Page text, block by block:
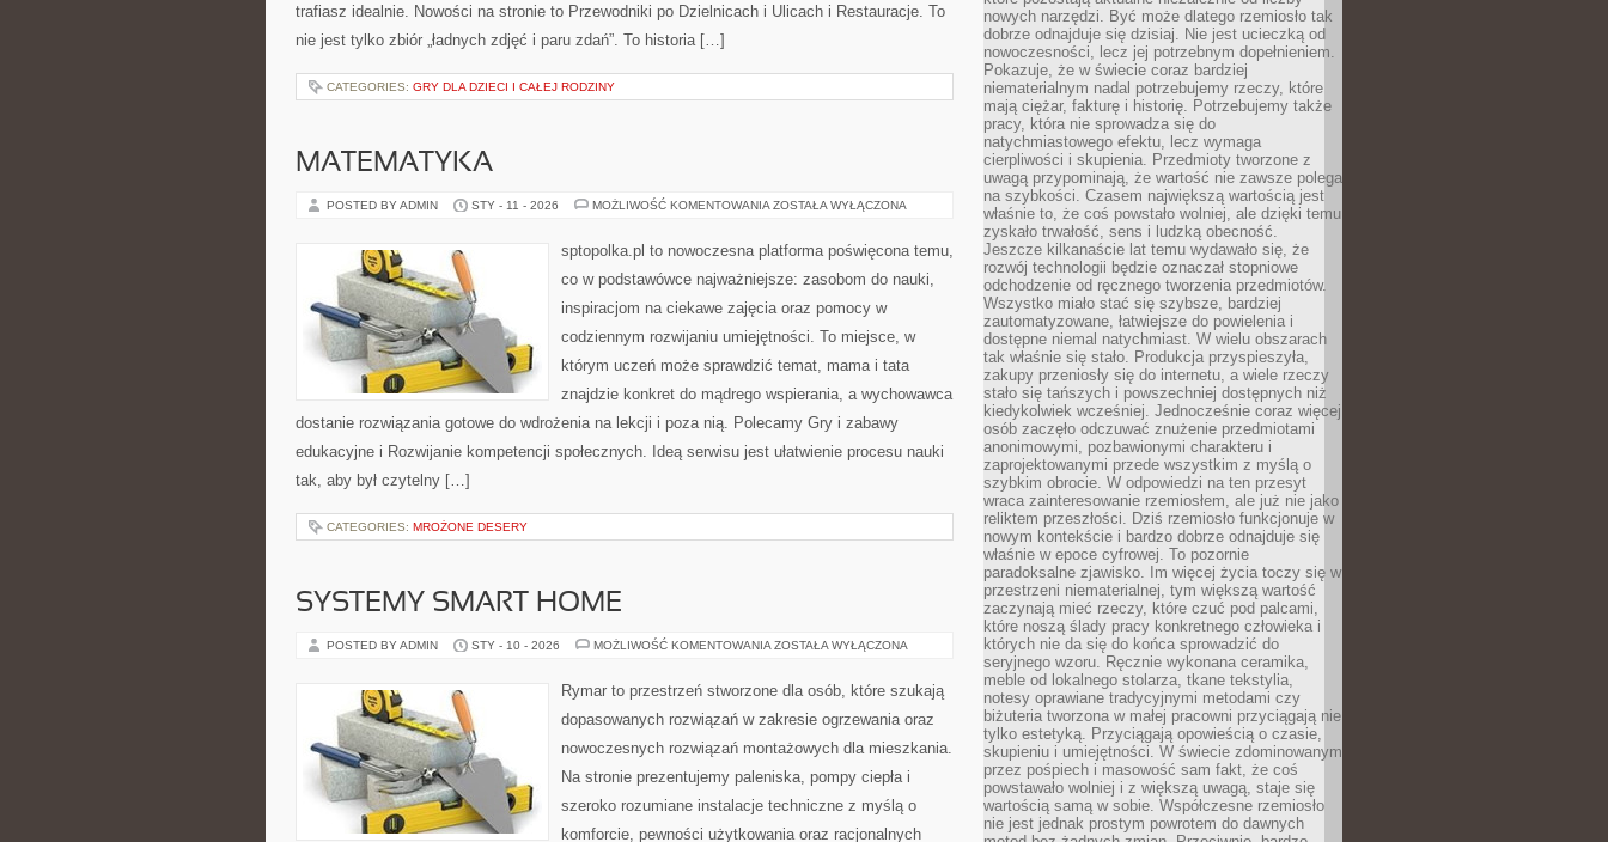
trafiasz idealnie. Nowości na stronie to Przewodniki po Dzielnicach i Ulicach i Restauracje. To
nie jest tylko zbiór „ładnych zdjęć i paru zdań”. To historia […]
CATEGORIES: GRY DLA DZIECI I CAŁEJ RODZINY
MATEMATYKA
POSTED BY ADMIN STY - 11 - 2026 MOŻLIWOŚĆ KOMENTOWANIA MATEMATYKA
ZOSTAŁA WYŁĄCZONA
sptopolka.pl to nowoczesna platforma poświęcona temu,
co w podstawówce najważniejsze: zasobom do nauki,
inspiracjom na ciekawe zajęcia oraz pomocy w
codziennym rozwijaniu umiejętności. To miejsce, w
którym uczeń może sprawdzić temat, mama i tata
znajdzie konkret do mądrego wspierania, a wychowawca
dostanie rozwiązania gotowe do wdrożenia na lekcji i poza nią. Polecamy Gry i zabawy
edukacyjne i Rozwijanie kompetencji społecznych. Ideą serwisu jest ułatwienie procesu nauki
tak, aby był czytelny […]
CATEGORIES: MROŻONE DESERY
SYSTEMY SMART HOME
POSTED BY ADMIN STY - 10 - 2026 MOŻLIWOŚĆ KOMENTOWANIA SYSTEMY
ZOSTAŁA WYŁĄCZONA
Rymar to przestrzeń stworzone dla osób, które szukają
dopasowanych rozwiązań w zakresie ogrzewania oraz
nowoczesnych rozwiązań montażowych dla mieszkania.
Na stronie prezentujemy paleniska, pompy ciepła i
szeroko rozumiane instalacje techniczne z myślą o
komforcie, pewności użytkowania oraz racjonalnych
nowych narzędzi. Być może dlatego rzemiosło tak
dobrze odnajduje się dzisiaj. Nie jest ucieczką od
nowoczesności, lecz jej potrzebnym dopełnieniem.
Pokazuje, że w świecie coraz bardziej
niematerialnym nadal potrzebujemy rzeczy, które
mają ciężar, fakturę i historię. Potrzebujemy także
pracy, która nie sprowadza się do
natychmiastowego efektu, lecz wymaga
cierpliwości i skupienia. Przedmioty tworzone z
uwagą przypominają, że wartość nie zawsze polega
na szybkości. Czasem największą wartością jest
właśnie to, że coś powstało wolniej, ale dzięki temu
zyskało trwałość, sens i ludzką obecność.
Jeszcze kilkanaście lat temu wydawało się, że
rozwój technologii będzie oznaczał stopniowe
odchodzenie od ręcznego tworzenia przedmiotów.
Wszystko miało stać się szybsze, bardziej
zautomatyzowane, łatwiejsze do powielenia i
dostępne niemal natychmiast. W wielu obszarach
tak właśnie się stało. Produkcja przyspieszyła,
zakupy przeniosły się do internetu, a wiele rzeczy
stało się tańszych i powszechniej dostępnych niż
kiedykolwiek wcześniej. Jednocześnie coraz więcej
osób zaczęło odczuwać znużenie przedmiotami
anonimowymi, pozbawionymi charakteru i
zaprojektowanymi przede wszystkim z myślą o
szybkim obrocie. W odpowiedzi na ten przesyt
wraca zainteresowanie rzemiosłem, ale już nie jako
reliktem przeszłości. Dziś rzemiosło funkcjonuje w
nowym kontekście i bardzo dobrze odnajduje się
właśnie w epoce cyfrowej. To pozornie
paradoksalne zjawisko. Im więcej życia toczy się w
przestrzeni niematerialnej, tym większą wartość
zaczynają mieć rzeczy, które czuć pod palcami,
które noszą ślady pracy konkretnego człowieka i
których nie da się do końca sprowadzić do
seryjnego wzoru. Ręcznie wykonana ceramika,
meble od lokalnego stolarza, tkane tekstylia,
notesy oprawiane tradycyjnymi metodami czy
biżuteria tworzona w małej pracowni przyciągają nie
tylko estetyką. Przyciągają opowieścią o czasie,
skupieniu i umiejętności. W świecie zdominowanym
przez pośpiech i masowość sam fakt, że coś
powstawało wolniej i z większą uwagą, staje się
wartością samą w sobie. Współczesne rzemiosło
nie jest jednak prostym powrotem do dawnych